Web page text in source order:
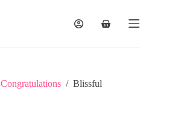
Congratulations / Blissful